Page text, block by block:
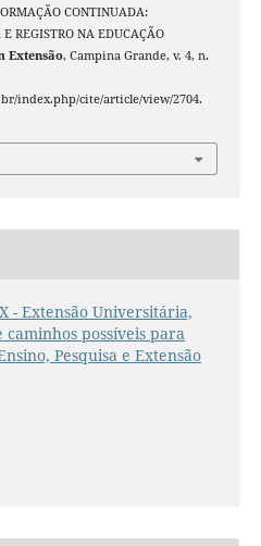
CONTINUADA:
REGISTRO NA EDUCAÇÃO
Extensão, Campina Grande, v. 4, n.
index.php/cite/article/view/2704.
- Extensão Universitária,
possíveis para
Pesquisa e Extensão